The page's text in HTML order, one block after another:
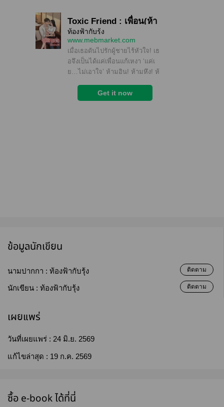
ข้อมูลนักเขียน
นามปากกา : ท้องฟ้ากับรุ้ง ติดตาม
นักเขียน : ท้องฟ้ากับรุ้ง ติดตาม
เผยแพร่
วันที่เผยแพร่ : 24 มิ.ย. 2569
แก้ไขล่าสุด : 19 ก.ค. 2569
ซื้อ e-book ได้ที่นี่